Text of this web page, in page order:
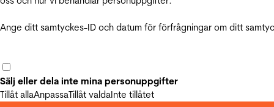
Ange ditt samtyckes-ID och datum för förfrågningar om ditt
Sälj eller dela inte mina personuppgifter
Tillåt allaAnpassaTillåt valdaInte tillåtet